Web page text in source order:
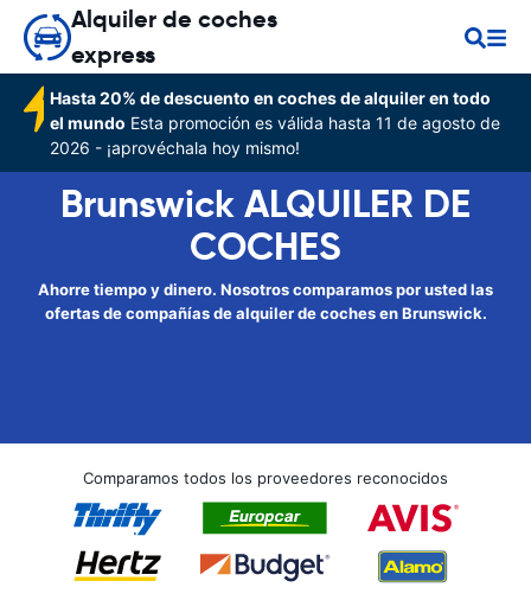
Alquiler de coches
express
Hasta 20% de descuento en coches de alquiler en todo
el mundo Esta promoción es válida hasta 11 de agosto de
2026 - ¡aprovéchala hoy mismo!
Brunswick ALQUILER DE
COCHES
Ahorre tiempo y dinero. Nosotros comparamos por usted las
ofertas de compañías de alquiler de coches en Brunswick.
Comparamos todos los proveedores reconocidos